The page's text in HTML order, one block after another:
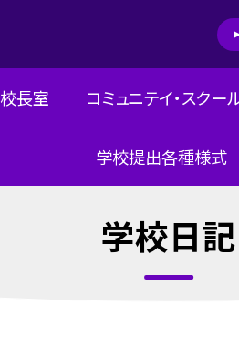
校長室 コミュニテイ・スクー
学校提出各種様式
学校日記